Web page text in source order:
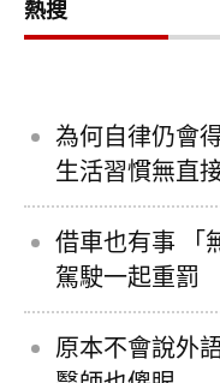
熱搜
為何自律仍會
生活習慣無直
借車也有事 「
駕駛一起重罰
原本不會說外